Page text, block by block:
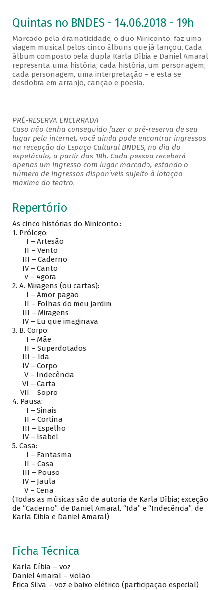
Quintas no BNDES - 14.06.2018 - 19h
Marcado pela dramaticidade, o duo Miniconto. faz uma
viagem musical pelos cinco álbuns que já lançou. Cada
álbum composto pela dupla Karla Díbia e Daniel Amaral
representa uma história; cada história, um personagem;
cada personagem, uma interpretação – e esta se
desdobra em arranjo, canção e poesia.
PRÉ-RESERVA ENCERRADA
Caso não tenha conseguido fazer a pré-reserva de seu
lugar pela internet, você ainda pode encontrar ingressos
na recepção do Espaço Cultural BNDES, no dia do
espetáculo, a partir das 18h. Cada pessoa receberá
apenas um ingresso com lugar marcado, estando o
número de ingressos disponíveis sujeito à lotação
máxima do teatro.
Repertório
As cinco histórias do Miniconto.:
1. Prólogo:
I – Artesão
II – Vento
III – Caderno
IV – Canto
V – Agora
2. A. Miragens (ou cartas):
I – Amor pagão
II – Folhas do meu jardim
III – Miragens
IV – Eu que imaginava
3. B. Corpo:
I – Mãe
II – Superdotados
III – Ida
IV – Corpo
V – Indecência
VI – Carta
VII – Sopro
4. Pausa:
I – Sinais
II – Cortina
III – Espelho
IV – Isabel
5. Casa:
I – Fantasma
II – Casa
III – Pouso
IV – Jaula
V – Cena
(Todas as músicas são de autoria de Karla Díbia; exceção
de “Caderno”, de Daniel Amaral, “Ida” e “Indecência”, de
Karla Dibia e Daniel Amaral)
Ficha Técnica
Karla Díbia – voz
Daniel Amaral – violão
Érica Silva – voz e baixo elétrico (participação especial)